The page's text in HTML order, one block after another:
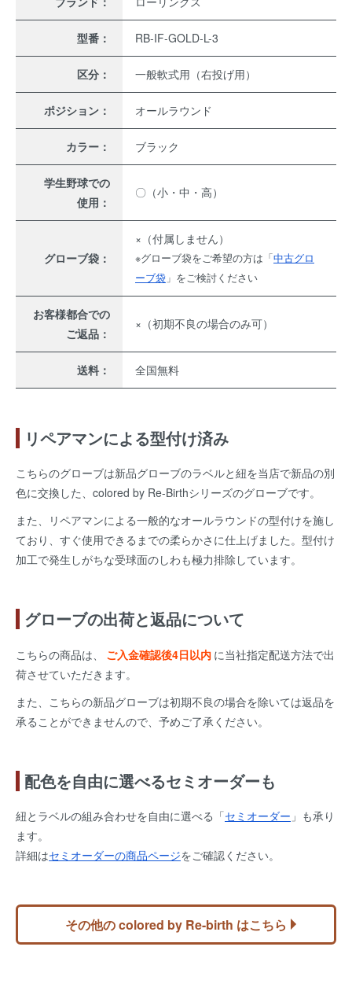
型番： RB-IF-GOLD-L-3
区分： 一般軟式用（右投げ用）
ポジション： オールラウンド
カラー： ブラック
学生野球での
使用：
〇（小・中・高）
グローブ袋：
×（付属しません）
※グローブ袋をご希望の方は「中古グロ
ーブ袋 」をご検討ください
お客様都合での
ご返品：
×（初期不良の場合のみ可）
送料： 全国無料
リペアマンによる型付け済み
こちらのグローブは新品グローブのラベルと紐を当店で新品の別
色に交換した、colored by Re-Birthシリーズのグローブです。
また、リペアマンによる一般的なオールラウンドの型付けを施し
ており、すぐ使用できるまでの柔らかさに仕上げました。型付け
加工で発生しがちな受球面のしわも極力排除しています。
グローブの出荷と返品について
こちらの商品は、 ご入金確認後4日以内 に当社指定配送方法で出
荷させていただきます。
また、こちらの新品グローブは初期不良の場合を除いては返品を
承ることができませんので、予めご了承ください。
配色を自由に選べるセミオーダーも
紐とラベルの組み合わせを自由に選べる「セミオーダー 」も承り
ます。
詳細はセミオーダーの商品ページをご確認ください。
その他の colored by Re-birth はこちら